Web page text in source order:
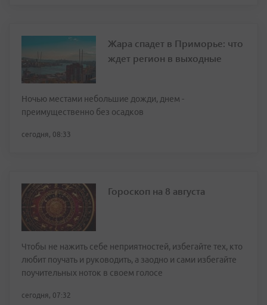
Жара спадет в Приморье: что
ждет регион в выходные
Ночью местами небольшие дожди, днем -
преимущественно без осадков
сегодня, 08:33
Гороскоп на 8 августа
Чтобы не нажить себе неприятностей, избегайте тех, кто
любит поучать и руководить, а заодно и сами избегайте
поучительных ноток в своем голосе
сегодня, 07:32